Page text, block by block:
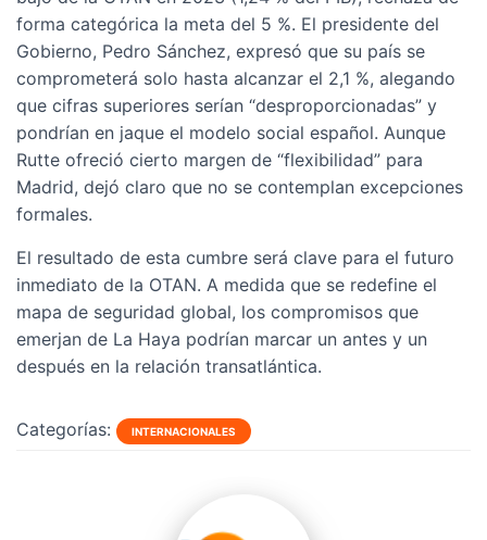
forma categórica la meta del 5 %. El presidente del
Gobierno, Pedro Sánchez, expresó que su país se
comprometerá solo hasta alcanzar el 2,1 %, alegando
que cifras superiores serían “desproporcionadas” y
pondrían en jaque el modelo social español. Aunque
Rutte ofreció cierto margen de “flexibilidad” para
Madrid, dejó claro que no se contemplan excepciones
formales.
El resultado de esta cumbre será clave para el futuro
inmediato de la OTAN. A medida que se redefine el
mapa de seguridad global, los compromisos que
emerjan de La Haya podrían marcar un antes y un
después en la relación transatlántica.
Categorías: INTERNACIONALES